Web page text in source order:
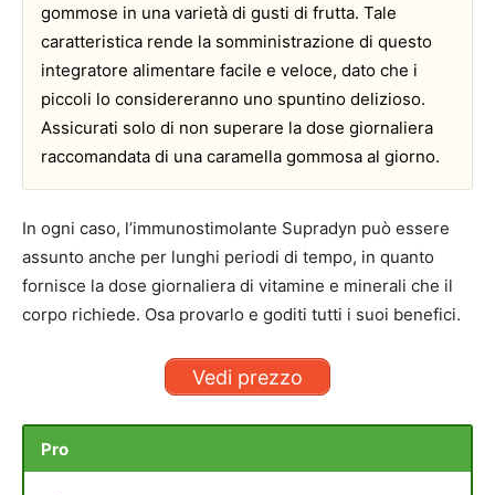
gommose in una varietà di gusti di frutta. Tale
caratteristica rende la somministrazione di questo
integratore alimentare facile e veloce, dato che i
piccoli lo considereranno uno spuntino delizioso.
Assicurati solo di non superare la dose giornaliera
raccomandata di una caramella gommosa al giorno.
In ogni caso, l’immunostimolante Supradyn può essere
assunto anche per lunghi periodi di tempo, in quanto
fornisce la dose giornaliera di vitamine e minerali che il
corpo richiede. Osa provarlo e goditi tutti i suoi benefici.
Vedi prezzo
Pro